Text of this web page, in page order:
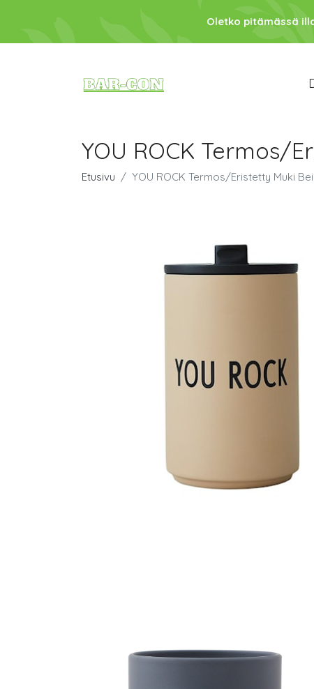
Oletko pitämässä
YOU ROCK Termos/
Etusivu YOU ROCK Termos/Eristetty Muki